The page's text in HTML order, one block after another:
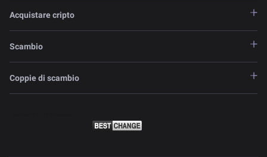
Acquistare cripto
Scambio
Coppie di scambio